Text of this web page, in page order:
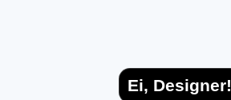
Ei, Designer!